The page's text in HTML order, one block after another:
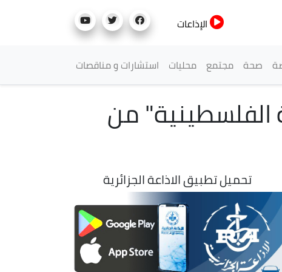
الإذاعات
صحة مجتمع محليات استشارات و مناقصات
من
تحميل تطبيق الاذاعة الجزائرية